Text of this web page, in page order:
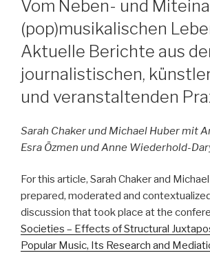
Vom Neben- und
(pop)musikalischen
Aktuelle Berichte aus
journalistischen,
und veranstaltenden
Sarah Chaker und Michael Huber mit
Esra Özmen und Anne Wiederhold-
For this article, Sarah Chaker and
prepared, moderated and
discussion that took place at the
Societies – Effects of Structural
Popular Music, Its Research and